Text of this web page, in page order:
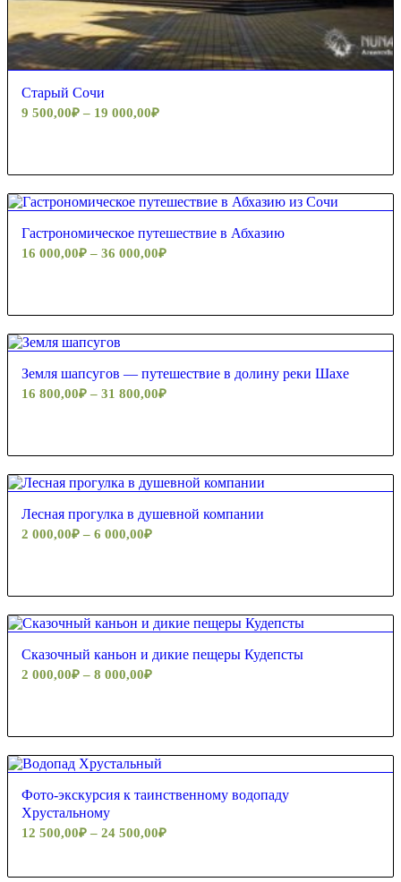
Старый Сочи
9 500,00₽ – 19 000,00₽
Гастрономическое путешествие в Абхазию
16 000,00₽ – 36 000,00₽
Земля шапсугов — путешествие в долину реки Шахе
16 800,00₽ – 31 800,00₽
Лесная прогулка в душевной компании
2 000,00₽ – 6 000,00₽
Сказочный каньон и дикие пещеры Кудепсты
2 000,00₽ – 8 000,00₽
Фото-экскурсия к таинственному водопаду
Хрустальному
12 500,00₽ – 24 500,00₽